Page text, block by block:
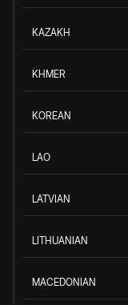
KAZAKH
KHMER
KOREAN
LAO
LATVIAN
LITHUANIAN
MACEDONIAN